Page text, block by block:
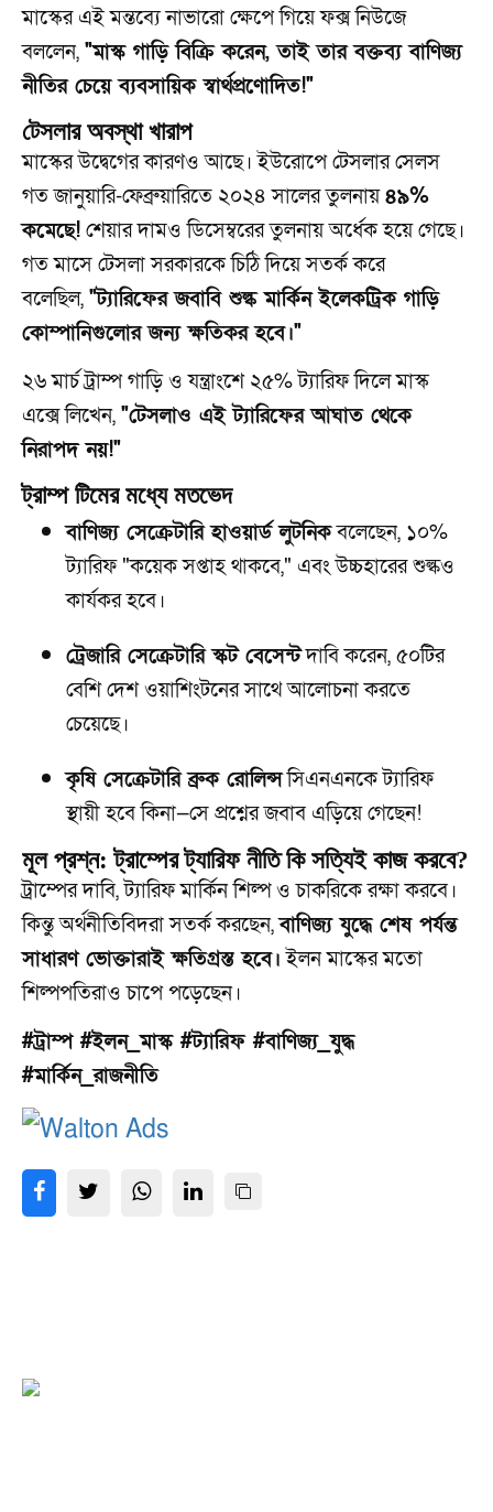
মাস্কের এই মন্তব্যে নাভারো ক্ষেপে গিয়ে ফক্স নিউজে
বললেন, "মাস্ক গাড়ি বিক্রি করেন, তাই তার বক্তব্য বাণিজ্য
নীতির চেয়ে ব্যবসায়িক স্বার্থপ্রণোদিত!"
টেসলার অবস্থা খারাপ
মাস্কের উদ্বেগের কারণও আছে। ইউরোপে টেসলার সেলস
গত জানুয়ারি-ফেব্রুয়ারিতে ২০২৪ সালের তুলনায়৪৯%
কমেছে! শেয়ার দামও ডিসেম্বরের তুলনায় অর্ধেক হয়ে গেছে।
গত মাসে টেসলা সরকারকে চিঠি দিয়ে সতর্ক করে
বলেছিল, "ট্যারিফের জবাবি শুল্ক মার্কিন ইলেকট্রিক গাড়ি
কোম্পানিগুলোর জন্য ক্ষতিকর হবে।"
২৬ মার্চ ট্রাম্প গাড়ি ও যন্ত্রাংশে ২৫% ট্যারিফ দিলে মাস্ক
এক্সে লিখেন, "টেসলাও এই ট্যারিফের আঘাত থেকে
নিরাপদ নয়!"
ট্রাম্প টিমের মধ্যে মতভেদ
বাণিজ্য সেক্রেটারি হাওয়ার্ড লুটনিকবলেছেন, ১০%
ট্যারিফ "কয়েক সপ্তাহ থাকবে," এবং উচ্চহারের শুল্কও
কার্যকর হবে।
ট্রেজারি সেক্রেটারি স্কট বেসেন্টদাবি করেন, ৫০টির
বেশি দেশ ওয়াশিংটনের সাথে আলোচনা করতে
চেয়েছে।
কৃষি সেক্রেটারি ব্রুক রোলিন্সসিএনএনকে ট্যারিফ
স্থায়ী হবে কিনা—সে প্রশ্নের জবাব এড়িয়ে গেছেন!
মূল প্রশ্ন: ট্রাম্পের ট্যারিফ নীতি কি সত্যিই কাজ করবে?
ট্রাম্পের দাবি, ট্যারিফ মার্কিন শিল্প ও চাকরিকে রক্ষা করবে।
কিন্তু অর্থনীতিবিদরা সতর্ক করছেন,বাণিজ্য যুদ্ধে শেষ পর্যন্ত
সাধারণ ভোক্তারাই ক্ষতিগ্রস্ত হবে। ইলন মাস্কের মতো
শিল্পপতিরাও চাপে পড়েছেন।
#ট্রাম্প #ইলন_মাস্ক #ট্যারিফ #বাণিজ্য_যুদ্ধ
#মার্কিন_রাজনীতি